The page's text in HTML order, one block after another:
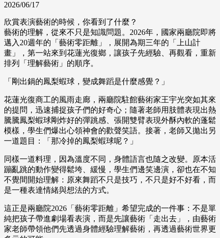
2026/06/17
欣賞表演藝術的時候，你看到了什麼？
藝術的理解，從來不只是知識問題。2026年，國家兩廳院即將
邁入20週年的「藝術零距離」，展開為期三年的「上山計
畫」，第一站來到花蓮光復鄉，讓孩子先經驗、再觀看，重新
排列「理解藝術」的順序。
「剛出鍋的鳳梨蝦球，變成舞蹈是什麼感覺？」
花蓮光復商工的風雨走廊，兩廳院駐館藝術家王宇光突如其來
的提問，迅速捕捉孩子們的好奇心；隨著老師用肢體表現出熱
騰騰鳳梨蝦球剛炸好的彈跳感、張開雙臂表現外酥內軟的蓬鬆
模樣，學生們爆出心領神會的歡聲笑語。接著，老師又拋出另
一道題目：「那冷掉的鳳梨蝦球呢？」
同樣一道料理，因為溫度不同，身體語言也隨之改變。原本活
蹦亂跳的動作變得鬆垮、緩慢，學生們邊笑邊演，卻也在不知
不覺間開始理解：原來舞蹈不只是技巧，不只是好不好看，而
是一種表達情緒與想法的方式。
這正是兩廳院2026「藝術零距離」希望完成的一件事：不是單
純把孩子帶進劇場看表演，而是先讓藝術「走出去」，由藝術
家老師帶領他們先透過身體經驗理解藝術，再透過藝術世界更